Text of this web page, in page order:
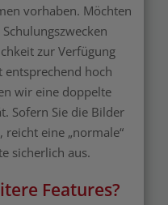
vorhaben. Möchten
zur Verfügung
hoch
wir eine doppelte
Sofern Sie die Bilder
reicht eine „normale“
sicherlich aus.
Features?